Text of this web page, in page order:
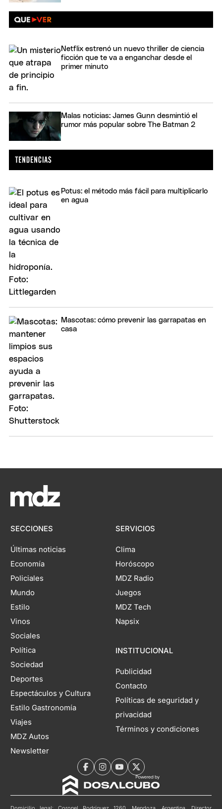
Netflix estrenó un nuevo thriller de ciencia
ficción que te va a enganchar desde el
primer minuto
Malas noticias: James Gunn desmintió el
rumor más popular sobre The Batman 2
Potus: el método más fácil para multiplicarlo
en agua
Mascotas: cómo prevenir las garrapatas en
casa
SECCIONES
Últimas noticias
Economía
Policiales
Mundo
Estilo
Vinos
Sociales
Política
Sociedad
Deportes
Espectáculos y Cultura
Estilo Gastronomía
Viajes
MDZ Autos
Newsletter
SERVICIOS
Clima
Horóscopo
MDZ Radio
Juegos
MDZ Tech
Napsix
INSTITUCIONAL
Publicidad
Contacto
Políticas de seguridad y
privacidad
Términos y condiciones